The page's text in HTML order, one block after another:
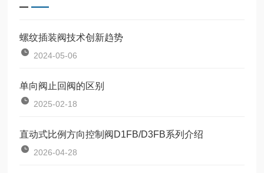
螺纹插装阀技术创新趋势
2024-05-06
单向阀止回阀的区别
2025-02-18
直动式比例方向控制阀D1FB/D3FB系列介绍
2026-04-28